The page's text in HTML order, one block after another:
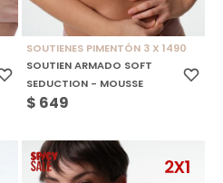
SOUTIENES PIMENTÓN 3 X 1490
SOUTIEN ARMADO SOFT
SEDUCTION - MOUSSE
$ 649